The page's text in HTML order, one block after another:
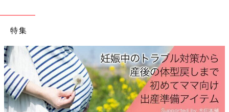
特集